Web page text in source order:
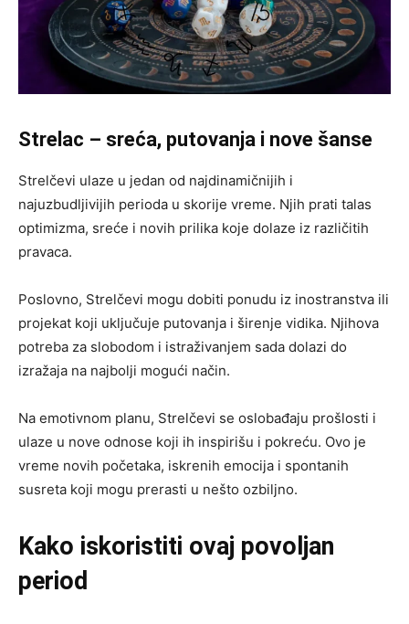
Strelac – sreća, putovanja i nove šanse
Strelčevi ulaze u jedan od najdinamičnijih i
najuzbudljivijih perioda u skorije vreme. Njih prati talas
optimizma, sreće i novih prilika koje dolaze iz različitih
pravaca.
Poslovno, Strelčevi mogu dobiti ponudu iz inostranstva ili
projekat koji uključuje putovanja i širenje vidika. Njihova
potreba za slobodom i istraživanjem sada dolazi do
izražaja na najbolji mogući način.
Na emotivnom planu, Strelčevi se oslobađaju prošlosti i
ulaze u nove odnose koji ih inspirišu i pokreću. Ovo je
vreme novih početaka, iskrenih emocija i spontanih
susreta koji mogu prerasti u nešto ozbiljno.
Kako iskoristiti ovaj povoljan
period